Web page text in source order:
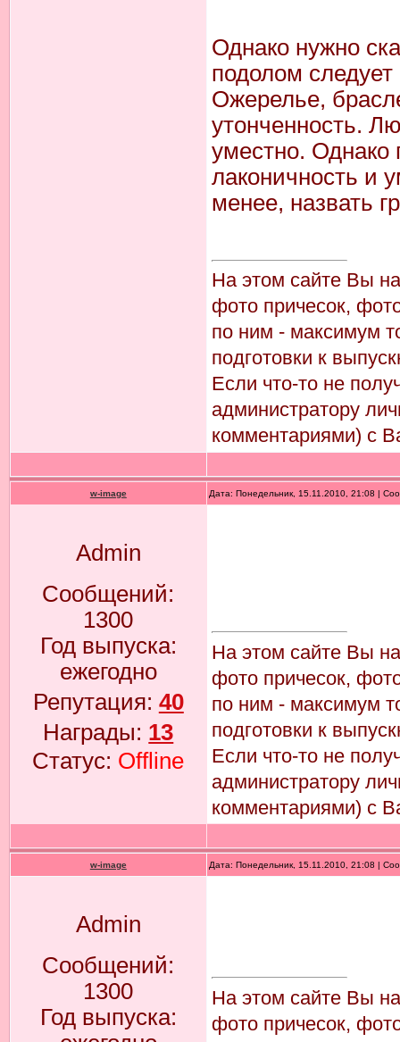
Однако нужно
подолом
Ожерелье,
утонченность.
уместно. Однако
лаконичность и
менее, назвать
На этом сайте Вы
фото причесок,
по ним - максимум
подготовки к
Если что-то не
администратору
комментариями) с
w-image Дата: Понедельник, 15.11.2010, 21:08 |
Admin
Сообщений:
1300
Год выпуска:
ежегодно
Репутация: 40
Награды: 13
Статус: Offline
На этом сайте Вы
фото причесок,
по ним - максимум
подготовки к
Если что-то не
администратору
комментариями) с
w-image Дата: Понедельник, 15.11.2010, 21:08 |
Admin
Сообщений:
1300
Год выпуска:
На этом сайте Вы
фото причесок,